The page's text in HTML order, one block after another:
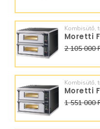
2 105 000
1 551 000